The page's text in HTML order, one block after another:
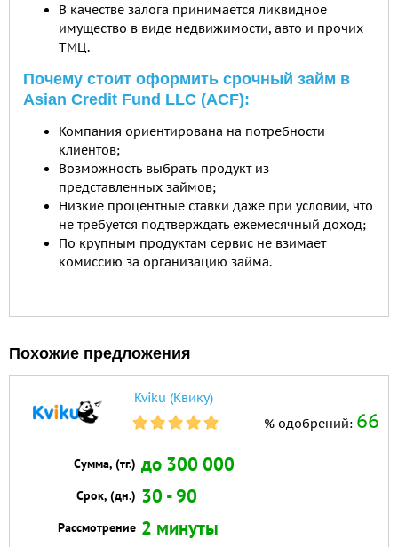
В качестве залога принимается ликвидное
имущество в виде недвижимости, авто и прочих
ТМЦ.
Почему стоит оформить срочный займ в
Asian Credit Fund LLC (ACF):
Компания ориентирована на потребности
клиентов;
Возможность выбрать продукт из
представленных займов;
Низкие процентные ставки даже при условии, что
не требуется подтверждать ежемесячный доход;
По крупным продуктам сервис не взимает
комиссию за организацию займа.
Похожие предложения
Kviku (Квику)
% одобрений: 66
Сумма, (тг.) до 300 000
Срок, (дн.) 30 - 90
Рассмотрение 2 минуты